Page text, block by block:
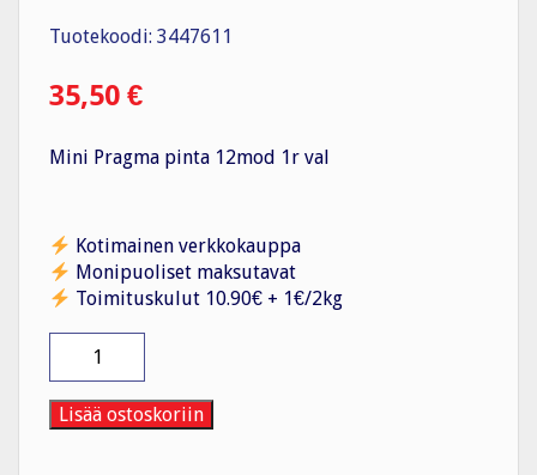
Tuotekoodi: 3447611
35,50 €
Mini Pragma pinta 12mod 1r val
Kotimainen verkkokauppa
Monipuoliset maksutavat
Toimituskulut 10.90€ + 1€/2kg
PS
Mini
Pragma
Lisää ostoskoriin